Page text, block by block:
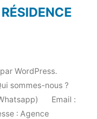
WordPress.
sommes-nous ?
Email :
: Agence